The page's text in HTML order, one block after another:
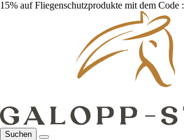
15% auf Fliegenschutzprodukte mit dem Code :
Suchen